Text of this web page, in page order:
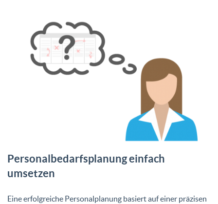
Personalbedarfsplanung einfach
umsetzen
Eine erfolgreiche Personalplanung basiert auf einer präzisen